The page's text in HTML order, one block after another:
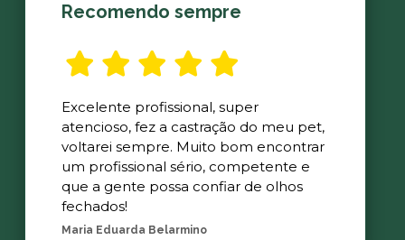
Recomendo sempre
Excelente profissional, super
atencioso, fez a castração do meu pet,
voltarei sempre. Muito bom encontrar
um profissional sério, competente e
que a gente possa confiar de olhos
fechados!
Maria Eduarda Belarmino